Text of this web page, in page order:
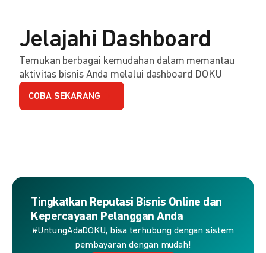
Jelajahi Dashboard
Temukan berbagai kemudahan dalam memantau
aktivitas bisnis Anda melalui dashboard DOKU
COBA SEKARANG
Tingkatkan Reputasi Bisnis Online dan
Kepercayaan Pelanggan Anda
#UntungAdaDOKU, bisa terhubung dengan sistem
pembayaran dengan mudah!